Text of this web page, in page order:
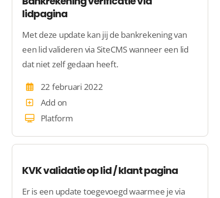
lidpagina
Met deze update kan jij de bankrekening van
een lid valideren via SiteCMS wanneer een lid
dat niet zelf gedaan heeft.
22 februari 2022
Add on
Platform
KVK validatie op lid / klant pagina
Er is een update toegevoegd waarmee je via